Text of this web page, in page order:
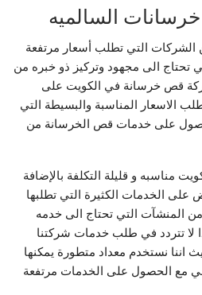
السالميه
التي تطلب أسعار مرتفعة
تحتاج الى مجهود وتركيز ذو خبره من
قص خرسانة في الكويت على
الاسعار المناسبة والبسيطة التي
على خدمات قص الخرسانة من
مناسبه و قليلة التكلفة بالإضافة
الخدمات الكثيرة التي تطلبها
من المنشآت التي تحتاج الى خدمه
لا تتردد في طلب خدمات شركتنا
نستخدم معداد متطورة يمكنها
مع الحصول على الخدمات مرتفعة